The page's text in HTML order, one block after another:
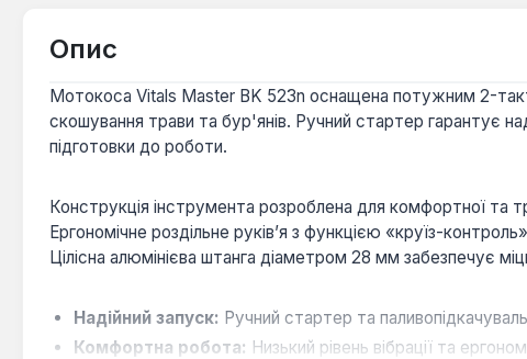
Опис
Мотокоса Vitals Master BK 523n оснащена потужним 2-
скошування трави та бур'янів. Ручний стартер гарантує
підготовки до роботи.
Конструкція інструмента розроблена для комфортної та
Ергономічне роздільне руків’я з функцією «круїз-
Цілісна алюмінієва штанга діаметром 28 мм забезпечує
Надійний запуск: Ручний стартер та
Комфортна робота: Низький рівень вібрації та